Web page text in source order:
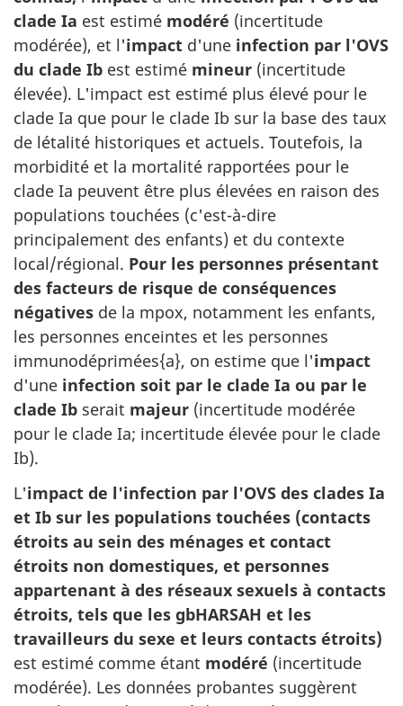
clade Ia est estimé modéré (incertitude
modérée), et l'impact d'une infection par l'OVS
du clade Ib est estimé mineur (incertitude
élevée). L'impact est estimé plus élevé pour le
clade Ia que pour le clade Ib sur la base des taux
de létalité historiques et actuels. Toutefois, la
morbidité et la mortalité rapportées pour le
clade Ia peuvent être plus élevées en raison des
populations touchées (c'est-à-dire
principalement des enfants) et du contexte
local/régional. Pour les personnes présentant
des facteurs de risque de conséquences
négatives de la mpox, notamment les enfants,
les personnes enceintes et les personnes
immunodéprimées{a}, on estime que l'impact
d'une infection soit par le clade Ia ou par le
clade Ib serait majeur (incertitude modérée
pour le clade Ia; incertitude élevée pour le clade
Ib).
L'impact de l'infection par l'OVS des clades Ia
et Ib sur les populations touchées (contacts
étroits au sein des ménages et contact
étroits non domestiques, et personnes
appartenant à des réseaux sexuels à contacts
étroits, tels que les gbHARSAH et les
travailleurs du sexe et leurs contacts étroits)
est estimé comme étant modéré (incertitude
modérée). Les données probantes suggèrent